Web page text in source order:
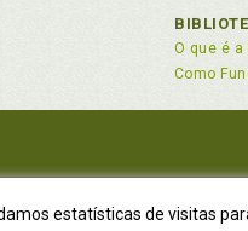
D
O que é a
Como
NOVO
estatísticas de visitas